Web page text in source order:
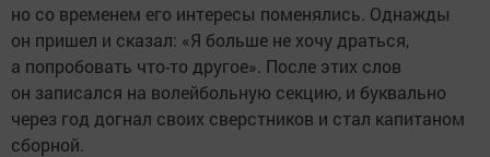
но со временем его интересы поменялись. Однажды
он пришел и сказал: «Я больше не хочу драться,
а попробовать что-то другое». После этих слов
он записался на волейбольную секцию, и буквально
через год догнал своих сверстников и стал капитаном
сборной.